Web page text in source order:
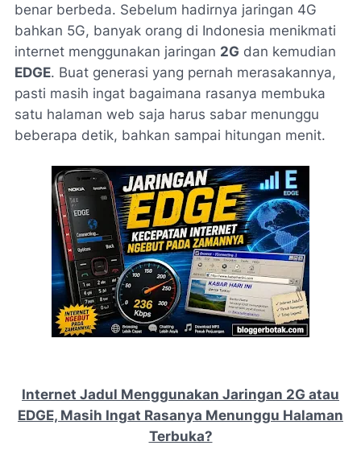
benar berbeda. Sebelum hadirnya jaringan 4G
bahkan 5G, banyak orang di Indonesia menikmati
internet menggunakan jaringan 2G dan kemudian
EDGE. Buat generasi yang pernah merasakannya,
pasti masih ingat bagaimana rasanya membuka
satu halaman web saja harus sabar menunggu
beberapa detik, bahkan sampai hitungan menit.
Internet Jadul Menggunakan Jaringan 2G atau
EDGE, Masih Ingat Rasanya Menunggu Halaman
Terbuka?